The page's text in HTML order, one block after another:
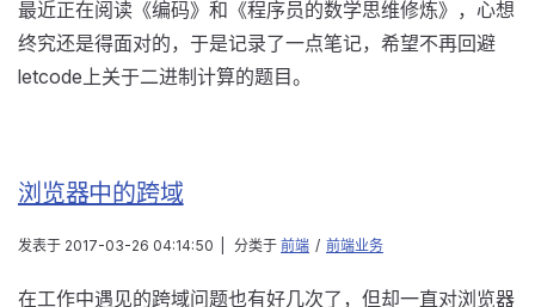
最近正在阅读《编码》和《程序员的数学思维修炼》，心想
终究还是得面对的，于是记录了一点笔记，希望不再回避
letcode上关于二进制计算的题目。
浏览器中的跨域
发表于 2017-03-26 04:14:50 分类于 前端 / 前端业务
在工作中遇见的跨域问题也有好几次了，但却一直对浏览器